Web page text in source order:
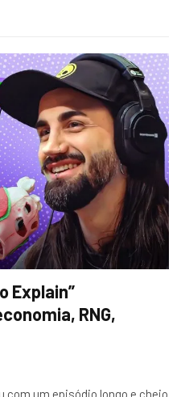
Explain”
RNG,
com um episódio longo e cheio